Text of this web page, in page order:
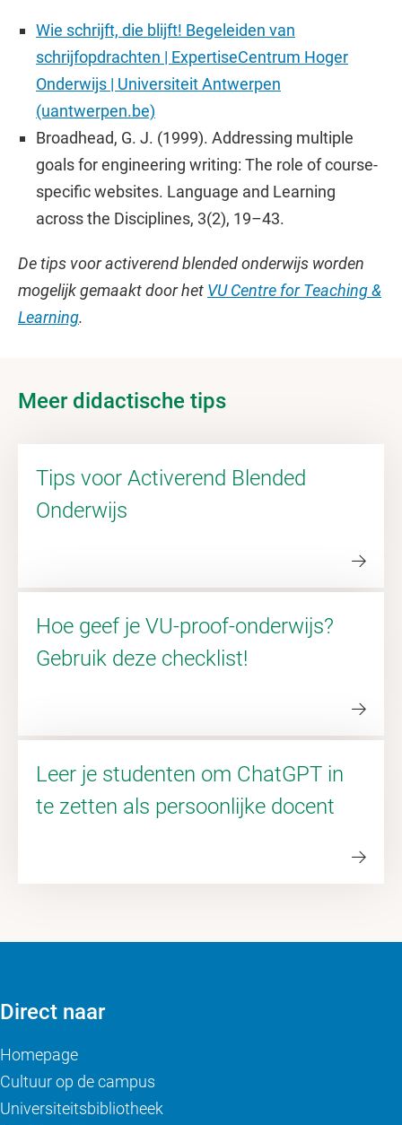
Wie schrijft, die blijft! Begeleiden van
schrijfopdrachten | Expertise­Centrum Hoger
Onderwijs | Universiteit Antwerpen
(uantwerpen.be)
Broadhead, G. J. (1999). Addressing multiple
goals for engineering writing: The role of course-
specific websites. Language and Learning
across the Disciplines, 3(2), 19–43.
De tips voor activerend blended onderwijs worden
mogelijk gemaakt door het VU Centre for Teaching &
Learning.
Meer didactische tips
Tips voor Activerend Blended
Onderwijs
Hoe geef je VU-proof-onderwijs?
Gebruik deze checklist!
Leer je studenten om ChatGPT in
te zetten als persoonlijke docent
Direct naar
Homepage
Cultuur op de campus
Universiteitsbibliotheek